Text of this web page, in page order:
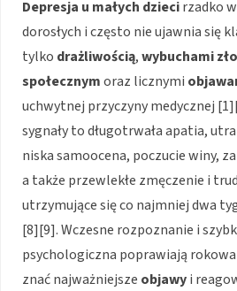
Depresja u małych dziecirzadko
dorosłych i często nie ujawnia się
tylko drażliwością,wybuchami
społecznymoraz licznymi
uchwytnej przyczyny medycznej
sygnały to długotrwała apatia,
niska samoocena, poczucie winy,
a także przewlekłe zmęczenie i
utrzymujące się co najmniej dwa
[8][9]. Wczesne rozpoznanie i
psychologiczna poprawiają
znać najważniejsze objawyi